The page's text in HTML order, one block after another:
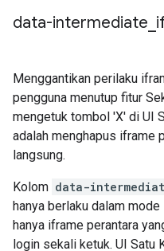
data-intermediate
Menggantikan perilaku
pengguna menutup fitur
mengetuk tombol 'X' di UI
adalah menghapus iframe
langsung.
Kolom data-
hanya berlaku dalam
hanya iframe perantara
login sekali ketuk. UI Satu